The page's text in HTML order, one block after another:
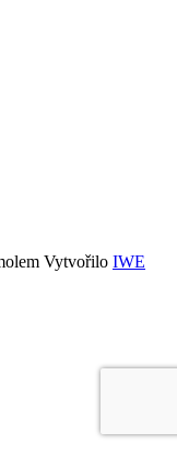
Vytvořilo IWE